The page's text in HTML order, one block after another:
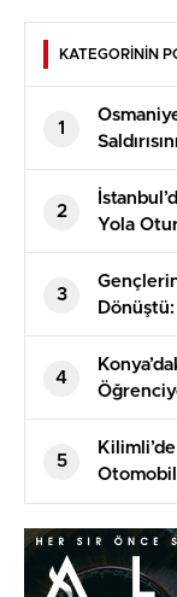
KATEGORİNİN
1
Kamera
2
Yola
Etti!
3
4
Görevli
5
Ağır